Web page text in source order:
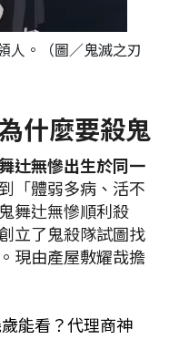
什麼要殺鬼
辻無慘出生於同一
「體弱多病、活不
舞辻無慘順利殺
立了鬼殺隊試圖找
現由產屋敷耀哉擔
能看？代理商神
人。（圖／鬼滅之刃